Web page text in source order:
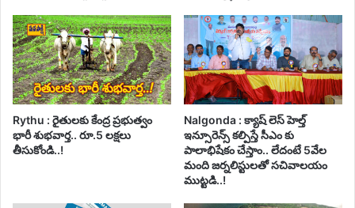
Rythu : రైతులకు కేంద్ర ప్రభుత్వం
భారీ శుభవార్త.. రూ.5 లక్షలు
తీసుకోండి..!
Nalgonda : క్యాష్ లెస్ హెల్త్
ఇన్సూరెన్స్ కల్పిస్తే సీఎం కు
పాలాభిషేకం చేస్తాం.. లేదంటే 5వేల
మంది జర్నలిస్టులతో సచివాలయం
ముట్టడి..!